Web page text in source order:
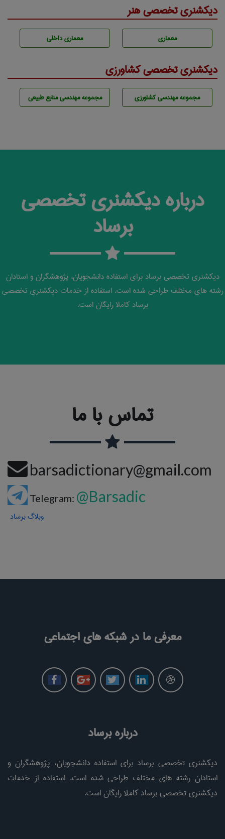
دیکشنری تخصصی هنر
معماری معماری داخلی
دیکشنری تخصصی کشاورزی
مجموعه مهندسی كشاورزی مجموعه مهندسی منابع طبيعی
درباره دیکشنری تخصصی
برساد
دیکشنری تخصصی برساد برای استفاده دانشجویان، پژوهشگران و استادان
رشته های مختلف طراحی شده است. استفاده از خدمات دیکشنری تخصصی
برساد کاملا رایگان است.
تماس با ما
barsadictionary@gmail.com
Telegram: @Barsadic
وبلاگ برساد
معرفی ما در شبکه های اجتماعی
درباره برساد
دیکشنری تخصصی برساد برای استفاده دانشجویان، پژوهشگران و
استادان رشته های مختلف طراحی شده است. استفاده از خدمات
دیکشنری تخصصی برساد کاملا رایگان است.